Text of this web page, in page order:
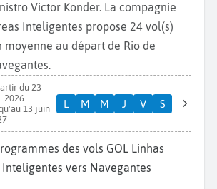
Victor Konder. La compagnie
Inteligentes propose 24 vol(s)
moyenne au départ de Rio de
du 23
2026
13 juin
L M M J V S
Inteligentes vers Navegantes